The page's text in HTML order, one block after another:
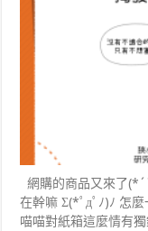
網購的商品又來了
在幹嘛 Σ(*ﾟдﾟﾉ)ﾉ 怎
喵喵對紙箱這麼情有